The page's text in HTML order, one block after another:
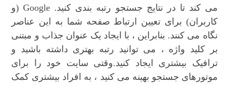
می کند تا در نتایج جستجو رتبه بندی کنید. Google (و
کاربران) برای تعیین ارتباط صفحه شما به این عناصر
نگاه می کنند. بنابراین ، با ایجاد یک عنوان جذاب و مبتنی
بر کلید واژه ، می توانید رتبه بهتری داشته باشید و
ترافیک بیشتری ایجاد کنید.وقتی سایت خود را برای
موتورهای جستجو بهینه می کنید ، به افراد بیشتری کمک